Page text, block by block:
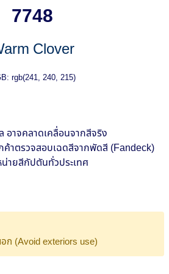
7748
Clover
rgb(241, 240, 215)
อาจคลาดเคลื่อนจากสีจริง
ค้าตรวจสอบเฉดสีจากพัดสี (Fandeck)
ายสีกัปตันทั่วประเทศ
ก (Avoid exteriors use)